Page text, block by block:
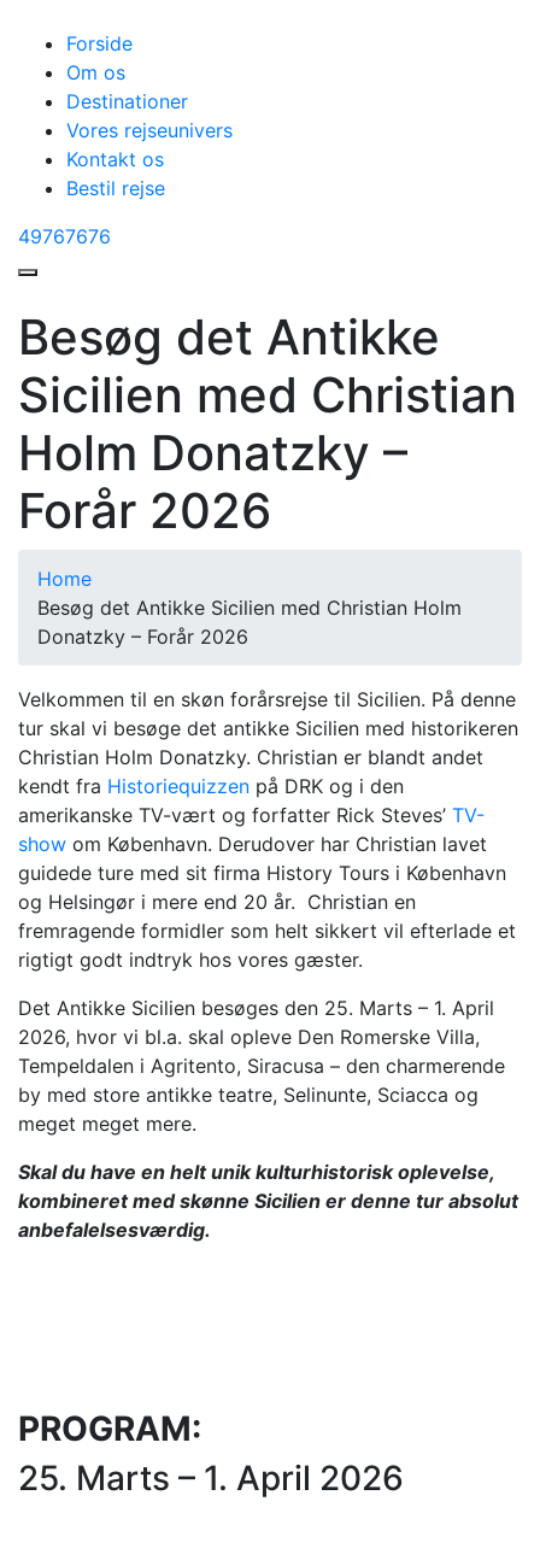
Forside
Om os
Destinationer
Vores rejseunivers
Kontakt os
Bestil rejse
49767676
Besøg det Antikke
Sicilien med Christian
Holm Donatzky –
Forår 2026
Home
Besøg det Antikke Sicilien med Christian Holm
Donatzky – Forår 2026
Velkommen til en skøn forårsrejse til Sicilien. På denne
tur skal vi besøge det antikke Sicilien med historikeren
Christian Holm Donatzky. Christian er blandt andet
kendt fra Historiequizzen på DRK og i den
amerikanske TV-vært og forfatter Rick Steves’ TV-
show om København. Derudover har Christian lavet
guidede ture med sit firma History Tours i København
og Helsingør i mere end 20 år. Christian en
fremragende formidler som helt sikkert vil efterlade et
rigtigt godt indtryk hos vores gæster.
Det Antikke Sicilien besøges den 25. Marts – 1. April
2026, hvor vi bl.a. skal opleve Den Romerske Villa,
Tempeldalen i Agritento, Siracusa – den charmerende
by med store antikke teatre, Selinunte, Sciacca og
meget meget mere.
Skal du have en helt unik kulturhistorisk oplevelse,
kombineret med skønne Sicilien er denne tur absolut
anbefalelsesværdig.
PROGRAM:
25. Marts – 1. April 2026